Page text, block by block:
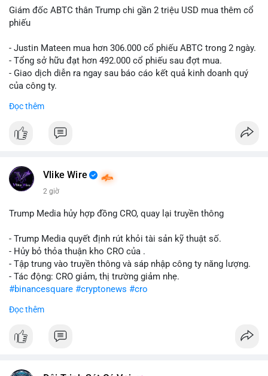
Giám đốc ABTC thân Trump chi gần 2 triệu USD mua thêm cổ
phiếu
- Justin Mateen mua hơn 306.000 cổ phiếu ABTC trong 2 ngày.
- Tổng sở hữu đạt hơn 492.000 cổ phiếu sau đợt mua.
- Giao dịch diễn ra ngay sau báo cáo kết quả kinh doanh quý
của công ty.
#abtc #cryptonews
$btc $eth
📰 Nguồn: CoinDesk
Đọc thêm
Vlike Wire
2 giờ
Trump Media hủy hợp đồng CRO, quay lại truyền thông
- Trump Media quyết định rút khỏi tài sản kỹ thuật số.
- Hủy bỏ thỏa thuận kho CRO của .
- Tập trung vào truyền thông và sáp nhập công ty năng lượng.
- Tác động: CRO giảm, thị trường giảm nhẹ.
#binancesquare #cryptonews #cro
$cro
#vlikevn #titanbot
Đọc thêm